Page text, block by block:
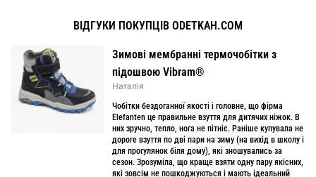
ВІДГУКИ ПОКУПЦІВ ODETKAH.COM
Зимові мембранні термочобітки з
підошвою Vibram®
Наталія
Чобітки бездоганної якості і головне, що фірма
Elefanten це правильне взуття для дитячих ніжок. В
них зручно, тепло, нога не пітніє. Раніше купувала не
дороге взуття по дві пари на зиму (на вихід в школу і
для прогулянок біля дому), які зношувались за
сезон. Зрозуміла, що краще взяти одну пару якісних,
які зовсім не пошкоджуються і мають ідеальний